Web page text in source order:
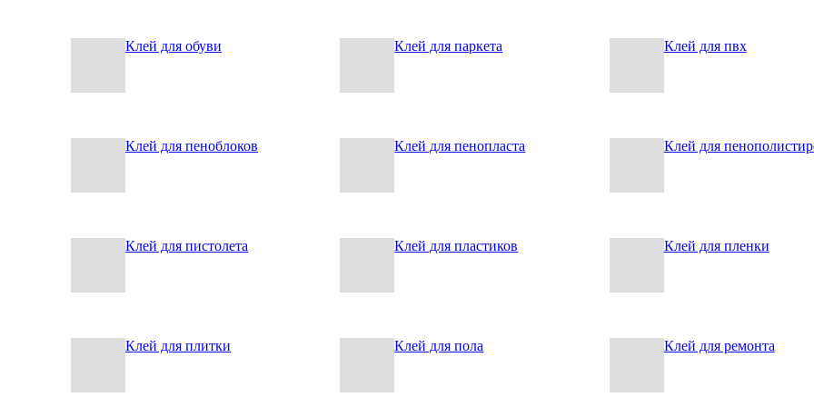
Клей для обуви Клей для паркета Клей для пвх
Клей для пеноблоков Клей для пенопласта Клей для
Клей для пистолета Клей для пластиков Клей для пленки
Клей для плитки Клей для пола Клей для ремонта